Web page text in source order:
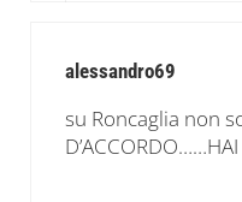
alessandro69
su Roncaglia non